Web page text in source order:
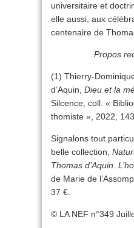
universitaire et
elle aussi, aux
centenaire de
Propos
(1) Thierry-
d’Aquin, Dieu et la
Silcence, coll. «
thomiste », 2022,
Signalons tout
belle collection,
Thomas d’Aquin.
de Marie de
37 €.
© LA NEF n°349